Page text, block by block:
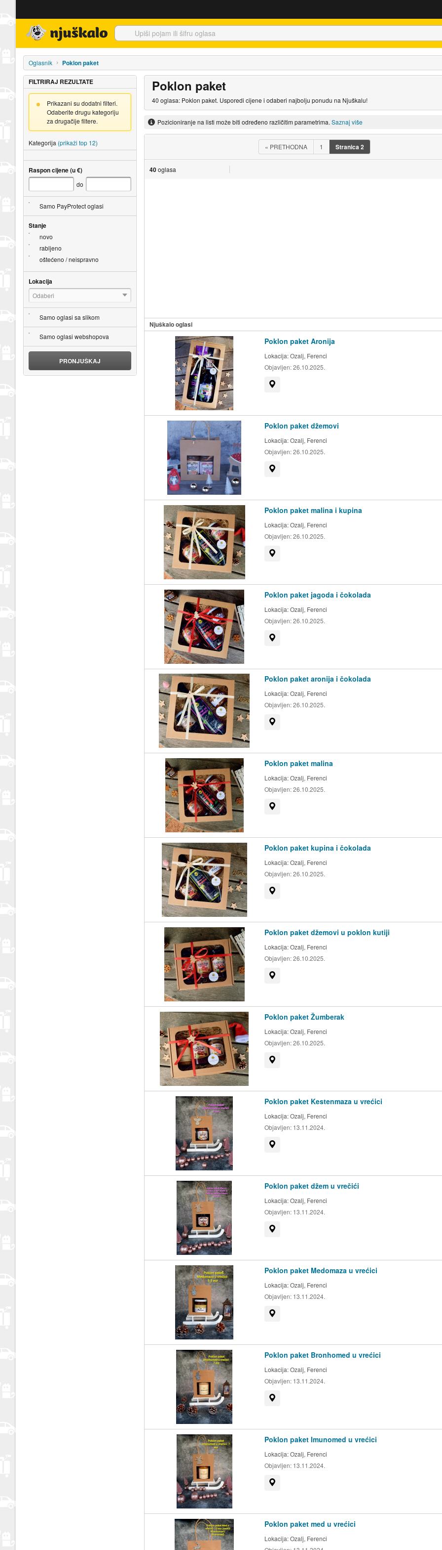
Oglasnik Poklon paket
Poklon paket
40 oglasa: Poklon paket. Usporedi cijene i odaberi najbolju ponudu na Njuškalu!
Pozicioniranje na listi može biti određeno različitim parametrima. Saznaj više
« PRETHODNA 1 Stranica2
40oglasa
Njuškalo oglasi
Poklon paket Aronija
Lokacija:Ozalj, Ferenci
Objavljen:26.10.2025.
Poklon paket džemovi
Lokacija:Ozalj, Ferenci
Objavljen:26.10.2025.
Poklon paket malina i kupina
Lokacija:Ozalj, Ferenci
Objavljen:26.10.2025.
Poklon paket jagoda i čokolada
Lokacija:Ozalj, Ferenci
Objavljen:26.10.2025.
Poklon paket aronija i čokolada
Lokacija:Ozalj, Ferenci
Objavljen:26.10.2025.
Poklon paket malina
Lokacija:Ozalj, Ferenci
Objavljen:26.10.2025.
Poklon paket kupina i čokolada
Lokacija:Ozalj, Ferenci
Objavljen:26.10.2025.
Poklon paket džemovi u poklon kutiji
Lokacija:Ozalj, Ferenci
Objavljen:26.10.2025.
Poklon paket Žumberak
Lokacija:Ozalj, Ferenci
Objavljen:26.10.2025.
Poklon paket Kestenmaza u vrećici
Lokacija:Ozalj, Ferenci
Objavljen: 13.11.2024.
Poklon paket džem u vrečići
Lokacija:Ozalj, Ferenci
Objavljen: 13.11.2024.
Poklon paket Medomaza u vrećici
Lokacija:Ozalj, Ferenci
Objavljen: 13.11.2024.
Poklon paket Bronhomed u vrećici
Lokacija:Ozalj, Ferenci
Objavljen: 13.11.2024.
Poklon paket Imunomed u vrećici
Lokacija:Ozalj, Ferenci
Objavljen: 13.11.2024.
Poklon paket med u vrećici
Lokacija:Ozalj, Ferenci
FILTRIRAJ REZULTATE
Prikazani su dodatni filteri.
Odaberite drugu kategoriju
za drugačije filtere.
Kategorija (prikaži top 12)
Raspon cijene (u €)
do
Samo PayProtect oglasi
Stanje
novo
rabljeno
oštećeno / neispravno
Lokacija
Odaberi
Samo oglasi sa slikom
Samo oglasi webshopova
PRONJUŠKAJ